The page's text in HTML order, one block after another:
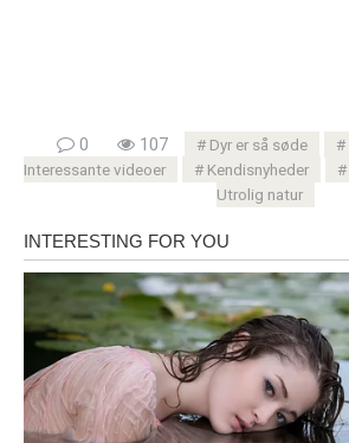
0 107 Dyr er så søde
Interessante videoer
Kendisnyheder
Utrolig natur